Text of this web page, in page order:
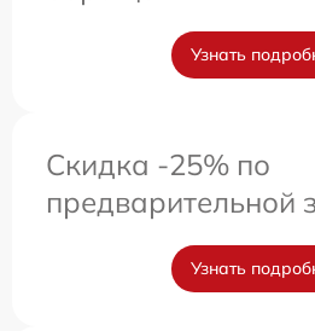
Узнать
Скидка -25% по
предварительной
Узнать